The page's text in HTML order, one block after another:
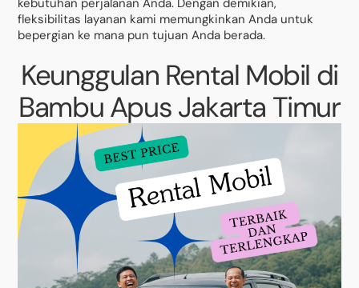
kebutuhan perjalanan Anda. Dengan demikian,
fleksibilitas layanan kami memungkinkan Anda untuk
bepergian ke mana pun tujuan Anda berada.
Keunggulan Rental Mobil di
Bambu Apus Jakarta Timur